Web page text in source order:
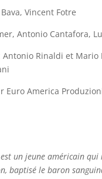
Vincent Fotre
Antonio Cantafora,
Rinaldi et
Euro America
un jeune américain
baptisé le baron